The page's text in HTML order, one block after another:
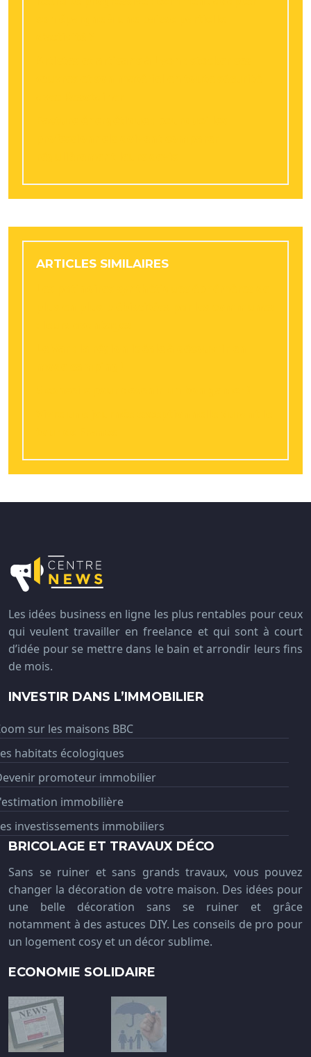
ARTICLES SIMILAIRES
Les idées business en ligne les plus rentables pour ceux
qui veulent travailler en freelance et qui sont à court
d’idée pour se mettre dans le bain et arrondir leurs fins
de mois.
INVESTIR DANS L’IMMOBILIER
sur les maisons BBC
habitats écologiques
promoteur immobilier
immobilière
investissements immobiliers
BRICOLAGE ET TRAVAUX DÉCO
Sans se ruiner et sans grands travaux, vous pouvez
changer la décoration de votre maison. Des idées pour
une belle décoration sans se ruiner et grâce
notamment à des astuces DIY. Les conseils de pro pour
un logement cosy et un décor sublime.
ECONOMIE SOLIDAIRE